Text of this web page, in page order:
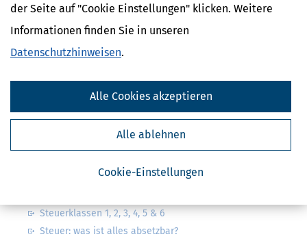
der Seite auf "Cookie Einstellungen" klicken. Weitere
Informationen finden Sie in unseren
Datenschutzhinweisen.
Cookie-Einstellungen
Alle ablehnen
Alle Cookies akzeptieren
Kostenlose Steuertipps & News
Steuertipps
von Steuertipps abonnieren. Die
habe ich gelesen.
Meine Einwilligung kann ich jederzeit durch
Steuerklassen 1, 2, 3, 4, 5 & 6
Steuer: was ist alles absetzbar?